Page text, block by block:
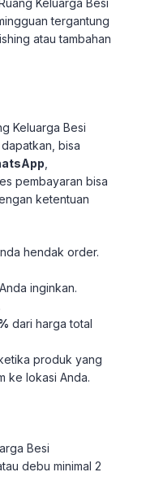
Keluarga Besi
tergantung
atau tambahan
Keluarga Besi
bisa
pembayaran bisa
ketentuan
hendak order.
inginkan.
dari harga total
produk yang
ke lokasi Anda.
Besi
debu minimal 2